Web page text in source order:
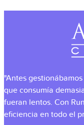
"Antes
que consumía
fueran lentos. Con
eficiencia en todo el